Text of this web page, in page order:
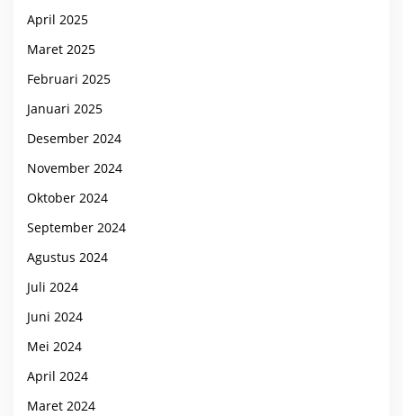
April 2025
Maret 2025
Februari 2025
Januari 2025
Desember 2024
November 2024
Oktober 2024
September 2024
Agustus 2024
Juli 2024
Juni 2024
Mei 2024
April 2024
Maret 2024